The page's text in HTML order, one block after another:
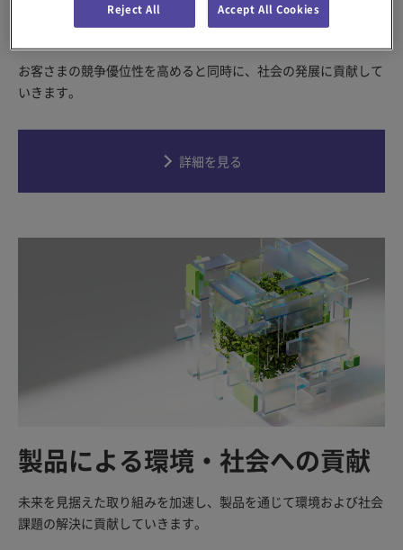
ダイフクの価値創造
お客さまの競争優位性を高めると同時に、社会の発展に貢献して
いきます。
詳細を見る
製品による環境・社会への貢献
未来を見据えた取り組みを加速し、製品を通じて環境および社会
課題の解決に貢献していきます。
Reject All Accept All Cookies